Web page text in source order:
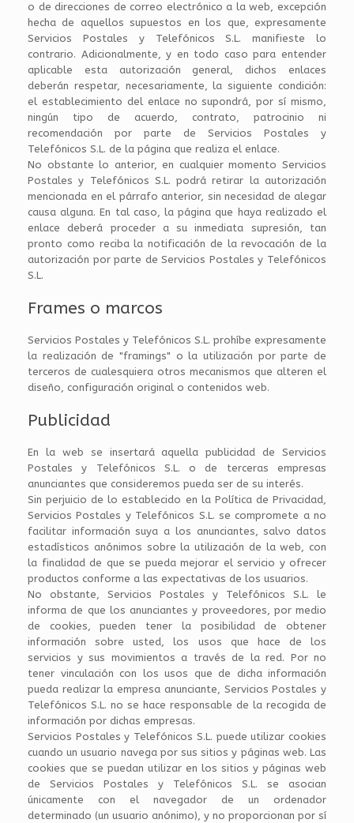
o de direcciones de correo electrónico a la web, excepción
hecha de aquellos supuestos en los que, expresamente
Servicios Postales y Telefónicos S.L. manifieste lo
contrario. Adicionalmente, y en todo caso para entender
aplicable esta autorización general, dichos enlaces
deberán respetar, necesariamente, la siguiente condición:
el establecimiento del enlace no supondrá, por sí mismo,
ningún tipo de acuerdo, contrato, patrocinio ni
recomendación por parte de Servicios Postales y
Telefónicos S.L. de la página que realiza el enlace.
No obstante lo anterior, en cualquier momento Servicios
Postales y Telefónicos S.L. podrá retirar la autorización
mencionada en el párrafo anterior, sin necesidad de alegar
causa alguna. En tal caso, la página que haya realizado el
enlace deberá proceder a su inmediata supresión, tan
pronto como reciba la notificación de la revocación de la
autorización por parte de Servicios Postales y Telefónicos
S.L.
Frames o marcos
Servicios Postales y Telefónicos S.L. prohíbe expresamente
la realización de "framings" o la utilización por parte de
terceros de cualesquiera otros mecanismos que alteren el
diseño, configuración original o contenidos web.
Publicidad
En la web se insertará aquella publicidad de Servicios
Postales y Telefónicos S.L. o de terceras empresas
anunciantes que consideremos pueda ser de su interés.
Sin perjuicio de lo establecido en la Política de Privacidad,
Servicios Postales y Telefónicos S.L. se compromete a no
facilitar información suya a los anunciantes, salvo datos
estadísticos anónimos sobre la utilización de la web, con
la finalidad de que se pueda mejorar el servicio y ofrecer
productos conforme a las expectativas de los usuarios.
No obstante, Servicios Postales y Telefónicos S.L. le
informa de que los anunciantes y proveedores, por medio
de cookies, pueden tener la posibilidad de obtener
información sobre usted, los usos que hace de los
servicios y sus movimientos a través de la red. Por no
tener vinculación con los usos que de dicha información
pueda realizar la empresa anunciante, Servicios Postales y
Telefónicos S.L. no se hace responsable de la recogida de
información por dichas empresas.
Servicios Postales y Telefónicos S.L. puede utilizar cookies
cuando un usuario navega por sus sitios y páginas web. Las
cookies que se puedan utilizar en los sitios y páginas web
de Servicios Postales y Telefónicos S.L. se asocian
únicamente con el navegador de un ordenador
determinado (un usuario anónimo), y no proporcionan por sí